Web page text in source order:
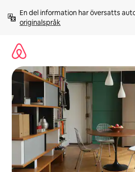
innehåll
En del information har översatts
originalspråk